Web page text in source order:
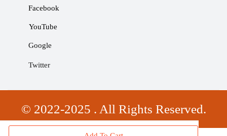
Facebook
YouTube
Google
Twitter
© 2022-2025 . All Rights Reserved.